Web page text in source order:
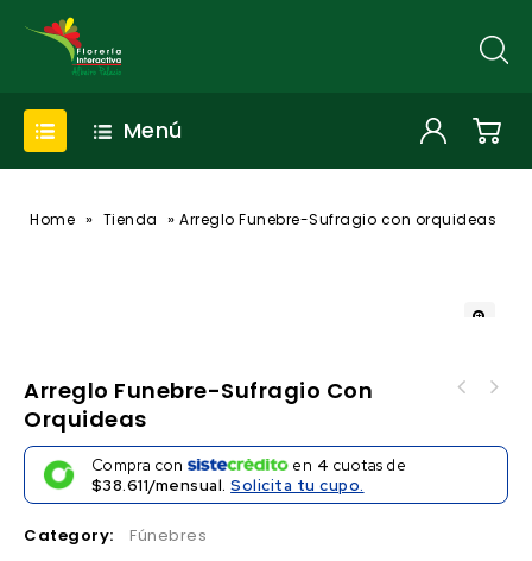
Menú
Home » Tienda » Arreglo Funebre-Sufragio con orquideas
Arreglo Funebre-Sufragio Con
Orquideas
Compra con en 4 cuotas de
$38.611/mensual.Solicita tu cupo.
Category: Fúnebres